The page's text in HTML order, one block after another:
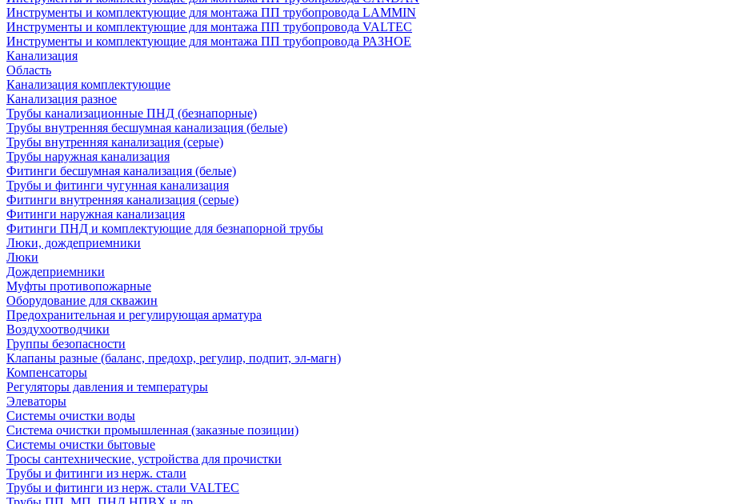
Инструменты и комплектующие для монтажа ПП трубопровода LAMMIN
Инструменты и комплектующие для монтажа ПП трубопровода VALTEC
Инструменты и комплектующие для монтажа ПП трубопровода РАЗНОЕ
Канализация
Область
Канализация комплектующие
Канализация разное
Трубы канализационные ПНД (безнапорные)
Трубы внутренняя бесшумная канализация (белые)
Трубы внутренняя канализация (серые)
Трубы наружная канализация
Фитинги бесшумная канализация (белые)
Трубы и фитинги чугунная канализация
Фитинги внутренняя канализация (серые)
Фитинги наружная канализация
Фитинги ПНД и комплектующие для безнапорной трубы
Люки, дождеприемники
Люки
Дождеприемники
Муфты противопожарные
Оборудование для скважин
Предохранительная и регулирующая арматура
Воздухоотводчики
Группы безопасности
Клапаны разные (баланс, предохр, регулир, подпит, эл-магн)
Компенсаторы
Регуляторы давления и температуры
Элеваторы
Системы очистки воды
Система очистки промышленная (заказные позиции)
Системы очистки бытовые
Тросы сантехнические, устройства для прочистки
Трубы и фитинги из нерж. стали
Трубы и фитинги из нерж. стали VALTEC